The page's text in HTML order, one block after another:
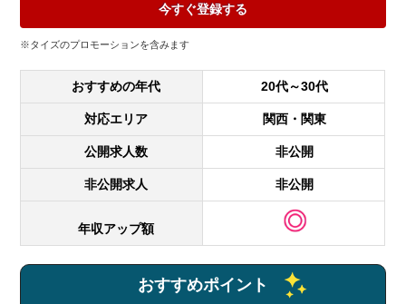
今すぐ登録する
※タイズのプロモーションを含みます
おすすめの年代 20代～30代
対応エリア 関西・関東
公開求人数 非公開
非公開求人 非公開
年収アップ額
おすすめポイント